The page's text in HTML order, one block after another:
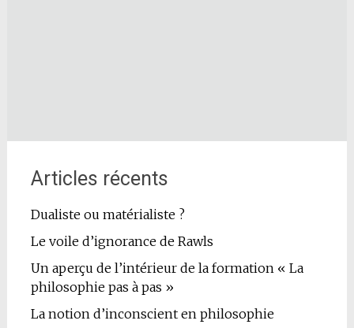
Articles récents
Dualiste ou matérialiste ?
Le voile d’ignorance de Rawls
Un aperçu de l’intérieur de la formation « La
philosophie pas à pas »
La notion d’inconscient en philosophie